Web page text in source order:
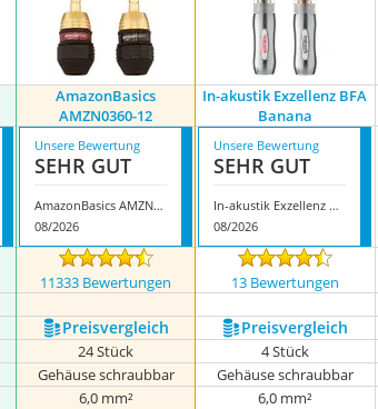
AmazonBasics
AMZN0360-12
In-akustik Exzellenz BFA
Banana
Unsere Bewertung
SEHR GUT
AmazonBasics AMZN0360-12
08/2026
Unsere Bewertung
SEHR GUT
In-akustik Exzellenz BFA Banana
08/2026
11333 Bewertungen 13 Bewertungen
Preis­vergleich Preis­vergleich
24 Stück 4 Stück
Gehäuse schraubbar Gehäuse schraubbar
6,0 mm² 6,0 mm²